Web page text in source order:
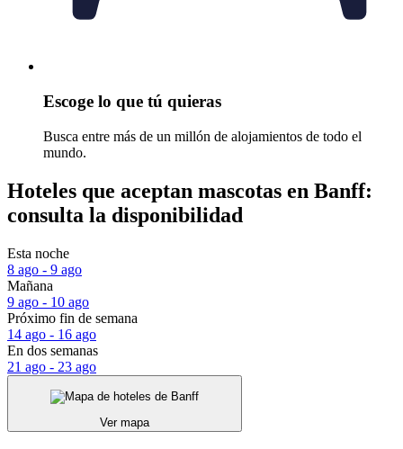
Escoge lo que tú quieras
Busca entre más de un millón de alojamientos de todo el
mundo.
Hoteles que aceptan mascotas en Banff:
consulta la disponibilidad
Esta noche
8 ago - 9 ago
Mañana
9 ago - 10 ago
Próximo fin de semana
14 ago - 16 ago
En dos semanas
21 ago - 23 ago
Ver mapa